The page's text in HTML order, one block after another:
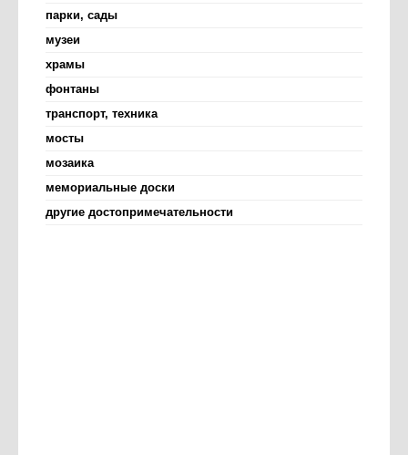
парки, сады
музеи
храмы
фонтаны
транспорт, техника
мосты
мозаика
мемориальные доски
другие достопримечательности